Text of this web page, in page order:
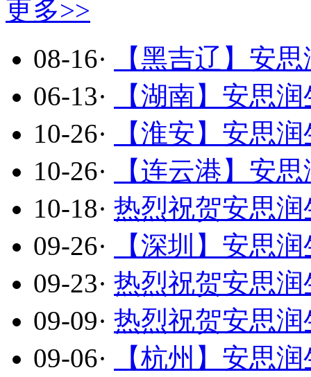
更多>>
08-16·
【黑吉辽】安
06-13·
【湖南】安思
10-26·
【淮安】安思
10-26·
【连云港】安
10-18· 热烈祝贺安思
09-26·
【深圳】安思
09-23· 热烈祝贺安思
09-09· 热烈祝贺安思
09-06· 【杭州】安思